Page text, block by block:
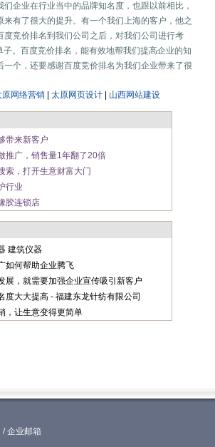
企业在行业当中的品牌知名度，也跟以前相比，
有了很大的提升。有一个我们上海的客户，他之
竞价排名到我们公司之后，对我们公司进行考
。百度竞价排名，能有效地帮我们提高企业的知
个，还要感谢百度竞价排名为我们企业带来了很
原网络营销 太原网页设计 山西网站建设
带来新客户
推广，销售量1年翻了20倍
索，打开生意财富大门
行业
胶连锁店
建筑仪器
如何帮助企业腾飞
展，就需要加强企业宣传吸引新客户
度大大提高 - 福建东龙针纺有限公司
，让生意变得更简单
/企业邮箱